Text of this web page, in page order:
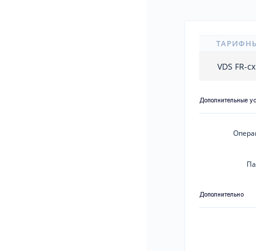
VDS FR-
Дополнительные
Дополнительно